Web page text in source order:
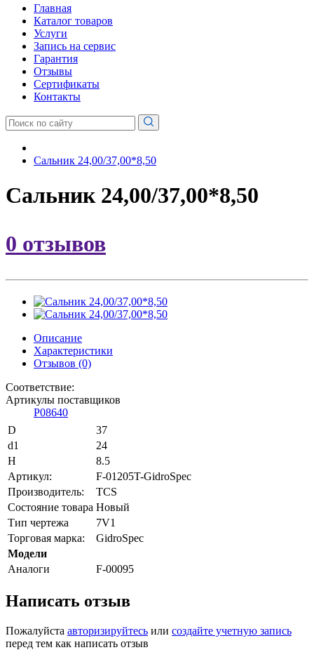
Главная
Каталог товаров
Услуги
Запись на сервис
Гарантия
Отзывы
Сертификаты
Контакты
Сальник 24,00/37,00*8,50
Сальник 24,00/37,00*8,50
0 отзывов
Описание
Характеристики
Отзывов (0)
Соответствие:
Артикулы поставщиков
P08640
D
37
d1
24
H
8.5
Артикул:
F-01205T-GidroSpec
Производитель:
TCS
Состояние товара Новый
Тип чертежа
7V1
Торговая марка:
GidroSpec
Модели
Аналоги
F-00095
Написать отзыв
Пожалуйста авторизируйтесь или создайте учетную запись
перед тем как написать отзыв